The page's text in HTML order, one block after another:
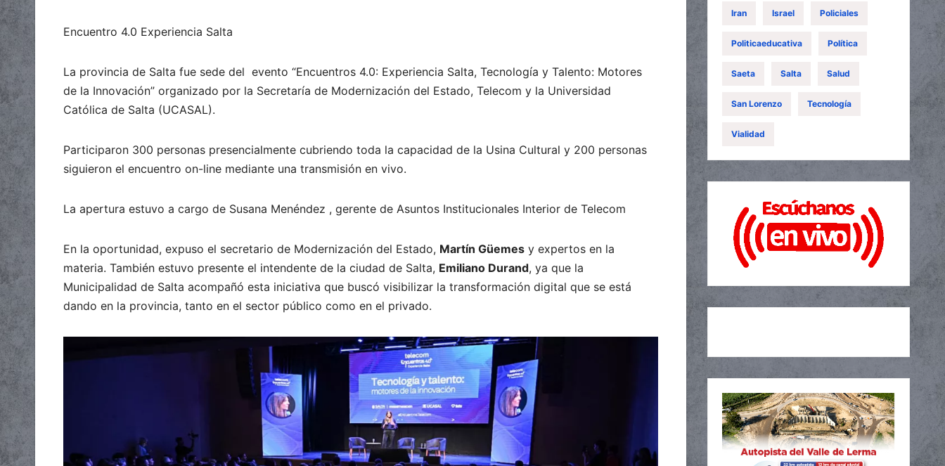
Encuentro 4.0 Experiencia Salta
La provincia de Salta fue sede del evento “Encuentros 4.0: Experiencia Salta, Tecnología y Talento: Motores
de la Innovación” organizado por la Secretaría de Modernización del Estado, Telecom y la Universidad
Católica de Salta (UCASAL).
Participaron 300 personas presencialmente cubriendo toda la capacidad de la Usina Cultural y 200 personas
siguieron el encuentro on-line mediante una transmisión en vivo.
La apertura estuvo a cargo de Susana Menéndez , gerente de Asuntos Institucionales Interior de Telecom
En la oportunidad, expuso el secretario de Modernización del Estado, Martín Güemes y expertos en la
materia. También estuvo presente el intendente de la ciudad de Salta, Emiliano Durand, ya que la
Municipalidad de Salta acompañó esta iniciativa que buscó visibilizar la transformación digital que se está
dando en la provincia, tanto en el sector público como en el privado.
Iran Israel Policiales
Politicaeducativa Política
Saeta Salta Salud
San Lorenzo Tecnología
Vialidad